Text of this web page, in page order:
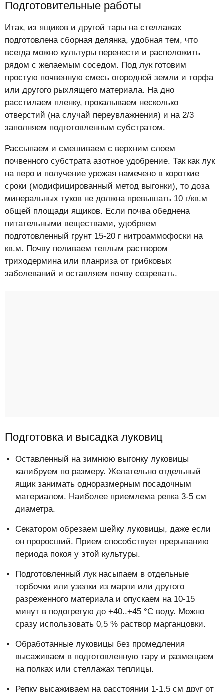
Подготовительные работы
Итак, из ящиков и другой тары на стеллажах
подготовлена сборная делянка, удобная тем, что
всегда можно культуры перенести и расположить
рядом с желаемым соседом. Под лук готовим
простую почвенную смесь огородной земли и торфа
или другого рыхлящего материала. На дно
расстилаем пленку, прокалываем несколько
отверстий (на случай переувлажнения) и на 2/3
заполняем подготовленным субстратом.
Рассыпаем и смешиваем с верхним слоем
почвенного субстрата азотное удобрение. Так как лук
на перо и получение урожая намечено в короткие
сроки (модифицированный метод выгонки), то доза
минеральных туков не должна превышать 10 г/кв.м
общей площади ящиков. Если почва обеднена
питательными веществами, удобряем
подготовленный грунт 15-20 г нитроаммофоски на
кв.м. Почву поливаем теплым раствором
триходермина или планриза от грибковых
заболеваний и оставляем почву созревать.
Подготовка и высадка луковиц
Оставленный на зимнюю выгонку луковицы
калибруем по размеру. Желательно отдельный
ящик занимать одноразмерным посадочным
материалом. Наиболее приемлема репка 3-5 см
диаметра.
Секатором обрезаем шейку луковицы, даже если
он проросший. Прием способствует прерыванию
периода покоя у этой культуры.
Подготовленный лук насыпаем в отдельные
торбочки или узелки из марли или другого
разреженного материала и опускаем на 10-15
минут в подогретую до +40..+45 °С воду. Можно
сразу использовать 0,5 % раствор марганцовки.
Обработанные луковицы без промедления
высаживаем в подготовленную тару и размещаем
на полках или стеллажах теплицы.
Репку высаживаем на расстоянии 1-1,5 см друг от